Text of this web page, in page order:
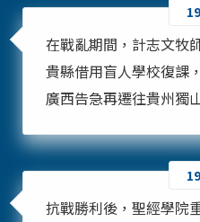
在戰亂期間，計志文牧
貴縣借用盲人學校復課
廣西告急再遷往貴州獨
抗戰勝利後，聖經學院